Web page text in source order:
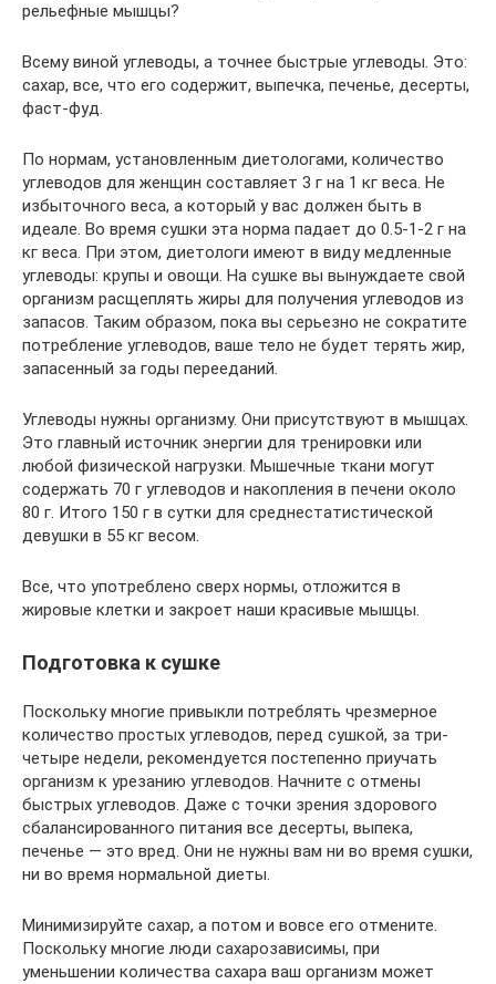
рельефные мышцы?
Всему виной углеводы, а точнее быстрые углеводы. Это:
сахар, все, что его содержит, выпечка, печенье, десерты,
фаст-фуд.
По нормам, установленным диетологами, количество
углеводов для женщин составляет 3 г на 1 кг веса. Не
избыточного веса, а который у вас должен быть в
идеале. Во время сушки эта норма падает до 0.5-1-2 г на
кг веса. При этом, диетологи имеют в виду медленные
углеводы: крупы и овощи. На сушке вы вынуждаете свой
организм расщеплять жиры для получения углеводов из
запасов. Таким образом, пока вы серьезно не сократите
потребление углеводов, ваше тело не будет терять жир,
запасенный за годы перееданий.
Углеводы нужны организму. Они присутствуют в мышцах.
Это главный источник энергии для тренировки или
любой физической нагрузки. Мышечные ткани могут
содержать 70 г углеводов и накопления в печени около
80 г. Итого 150 г в сутки для среднестатистической
девушки в 55 кг весом.
Все, что употреблено сверх нормы, отложится в
жировые клетки и закроет наши красивые мышцы.
Подготовка к сушке
Поскольку многие привыкли потреблять чрезмерное
количество простых углеводов, перед сушкой, за три-
четыре недели, рекомендуется постепенно приучать
организм к урезанию углеводов. Начните с отмены
быстрых углеводов. Даже с точки зрения здорового
сбалансированного питания все десерты, выпека,
печенье — это вред. Они не нужны вам ни во время сушки,
ни во время нормальной диеты.
Минимизируйте сахар, а потом и вовсе его отмените.
Поскольку многие люди сахарозависимы, при
уменьшении количества сахара ваш организм может